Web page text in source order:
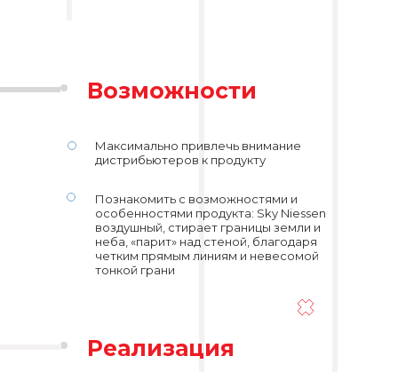
Возможности
Максимально привлечь внимание
дистрибьютеров к продукту
Познакомить с возможностями и
особенностями продукта: Sky Niessen
воздушный, стирает границы земли и
неба, «парит» над стеной, благодаря
четким прямым линиям и невесомой
тонкой грани
Реализация